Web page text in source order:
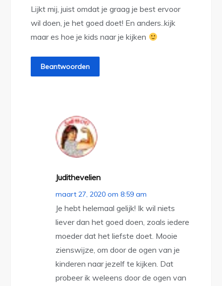
Lijkt mij, juist omdat je graag je best ervoor
wil doen, je het goed doet! En anders..kijk
maar es hoe je kids naar je kijken
Beantwoorden
Judithevelien
maart 27, 2020 om 8:59 am
Je hebt helemaal gelijk! Ik wil niets
liever dan het goed doen, zoals iedere
moeder dat het liefste doet. Mooie
zienswijze, om door de ogen van je
kinderen naar jezelf te kijken. Dat
probeer ik weleens door de ogen van